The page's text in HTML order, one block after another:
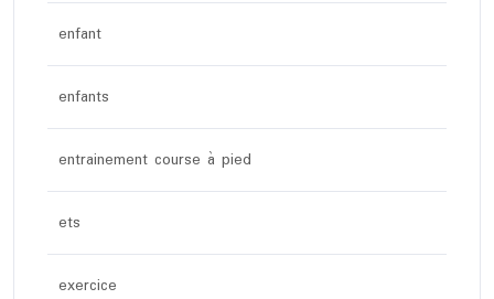
enfant
enfants
entrainement course à pied
ets
exercice